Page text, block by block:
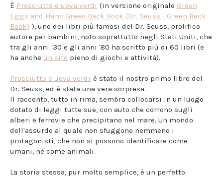
È Prosciutto e uova verdi (in versione originale Green
Eggs and Ham: Green Back Book (Dr. Seuss - Green Back
Book) ), uno dei libri più famosi del Dr. Seuss, prolifico
autore per bambini, noto soprattutto negli Stati Uniti, che
tra gli anni '30 e gli anni '80 ha scritto più di 60 libri (e
ha anche un sito pieno di giochi e attività).
Prosciutto e uova verdi è stato il nostro primo libro del
Dr. Seuss, ed è stata una vera sorpresa.
Il racconto, tutto in rima, sembra collocarsi in un luogo
dotato di leggi tutte sue, con auto che corrono sugli
alberi e ferrovie che precipitano nel mare. Un mondo
dell'assurdo al quale non sfuggono nemmeno i
protagonisti, che non si possono identificare come
umani, né come animali.
La storia stessa, pur molto semplice, è un perfetto